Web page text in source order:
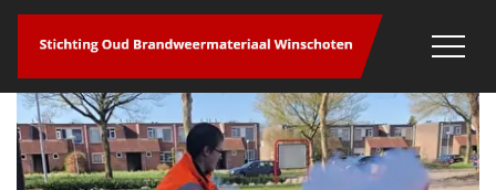
overslaan